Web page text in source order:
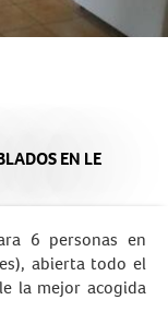
EN LE
6 personas en
abierta todo el
la mejor acogida